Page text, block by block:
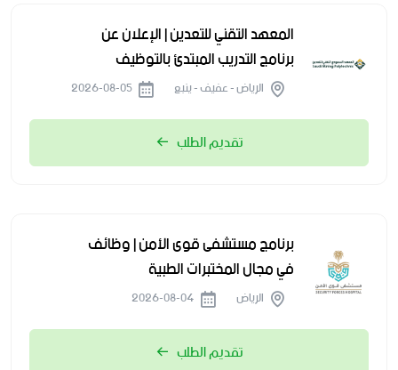
المعهد التقني للتعدين | الإعلان عن
برنامج التدريب المبتدئ بالتوظيف
الرياض - عفيف - ينبع
تقديم الطلب
برنامج مستشفى قوى الأمن | وظائف
في مجال المختبرات الطبية
الرياض
تقديم الطلب